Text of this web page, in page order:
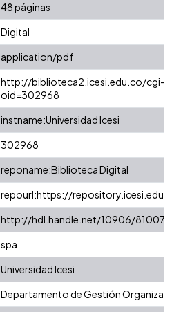
48 páginas
Digital
application/pdf
http://biblioteca2.icesi.edu.co/cgi-
oid=302968
instname:Universidad Icesi
302968
reponame:Biblioteca Digital
repourl:https://
http://hdl.handle.net/10906/81007
spa
Universidad Icesi
Departamento de Gestión